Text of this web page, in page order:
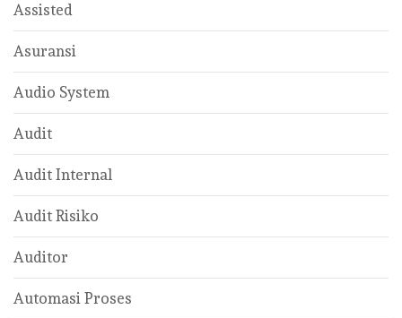
Assisted
Asuransi
Audio System
Audit
Audit Internal
Audit Risiko
Auditor
Automasi Proses